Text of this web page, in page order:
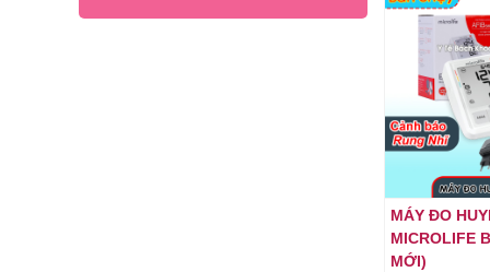
MÁY ĐO
MICROLIFE
MỚI)